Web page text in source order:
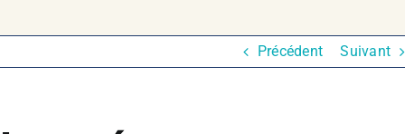
Précédent Suivant